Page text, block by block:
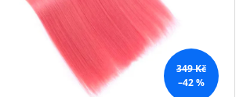
349 Kč
–42 %